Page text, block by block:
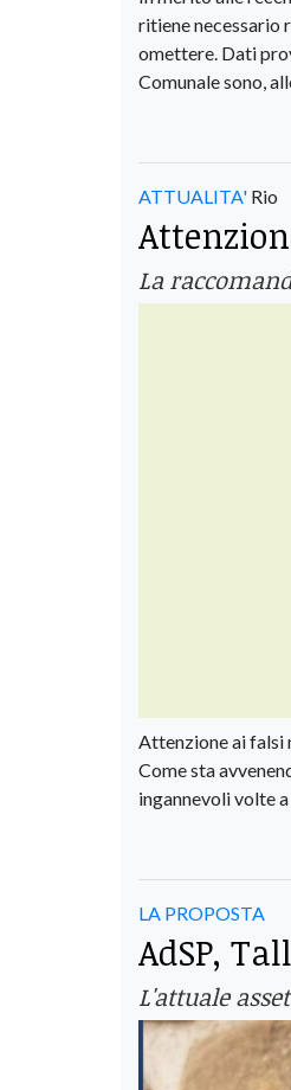
ritiene necessario
omettere. Dati
Comunale sono,
ATTUALITA' Rio
La
Attenzione ai falsi
Come sta
ingannevoli volte
LA PROPOSTA
AdSP,
L'attuale